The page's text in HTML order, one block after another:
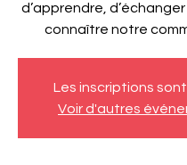
d’apprendre,
connaître notre
Les inscriptions
Voir d'autres